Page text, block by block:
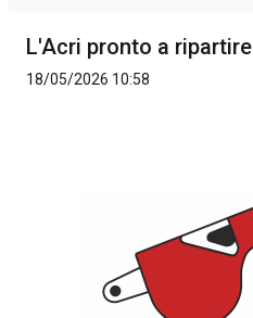
L'Acri pronto a ripartire
18/05/2026 10:58